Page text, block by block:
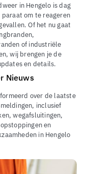
in Hengelo is dag
paraat om te reageren
Of het nu gaat
of industriële
wij brengen je de
en details.
Nieuws
over de laatste
inclusief
wegafsluitingen,
en
in Hengelo